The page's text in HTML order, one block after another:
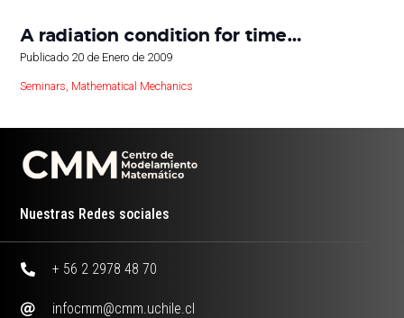
A radiation condition for time…
Publicado 20 de Enero de 2009
Seminars, Mathematical Mechanics
Nuestras Redes sociales
+ 56 2 2978 48 70
infocmm@cmm.uchile.cl